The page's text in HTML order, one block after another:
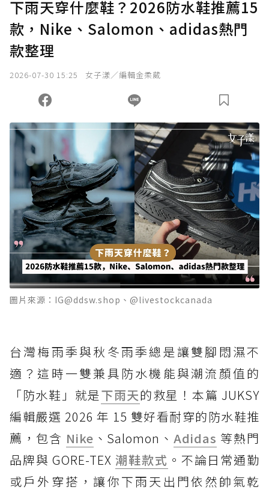
下雨天穿什麼鞋？2026防水鞋推薦15
款，Nike、Salomon、adidas熱門
款整理
2026-07-30 15:25 女子漾／編輯金柔葳
圖片來源：IG@ddsw.shop、@livestockcanada
台灣梅雨季與秋冬雨季總是讓雙腳悶濕不
適？這時一雙兼具防水機能與潮流顏值的
「防水鞋」就是下雨天的救星！本篇 JUKSY
編輯嚴選 2026 年 15 雙好看耐穿的防水鞋推
薦，包含 Nike 、Salomon、Adidas 等熱門
品牌與 GORE-TEX 潮鞋款式 。不論日常通勤
或戶外穿搭，讓你下雨天出門依然帥氣乾